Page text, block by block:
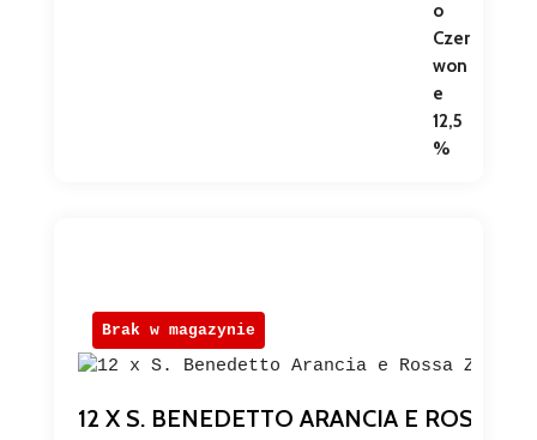
12 X S. BENEDETTO ARANCIA E ROSSA
Brak w magazynie